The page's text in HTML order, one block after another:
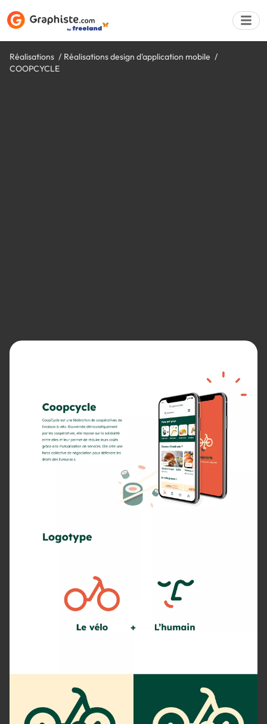
Réalisations
Réalisations design d'application mobile
COOPCYCLE